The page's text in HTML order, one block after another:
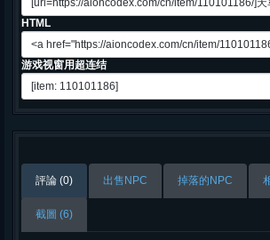
HTML
游戏视窗用超连结
評論 (0) 出售NPC 掉落的NPC
截圖 (6)